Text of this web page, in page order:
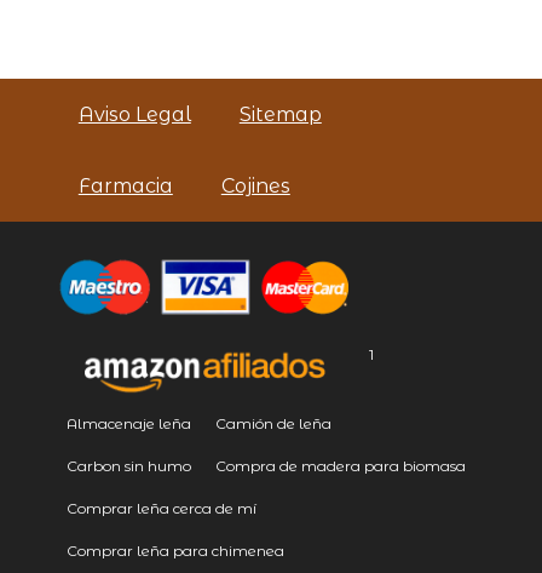
Aviso Legal Sitemap
Farmacia Cojines
1
Almacenaje leña Camión de leña
Carbon sin humo Compra de madera para biomasa
Comprar leña cerca de mí
Comprar leña para chimenea